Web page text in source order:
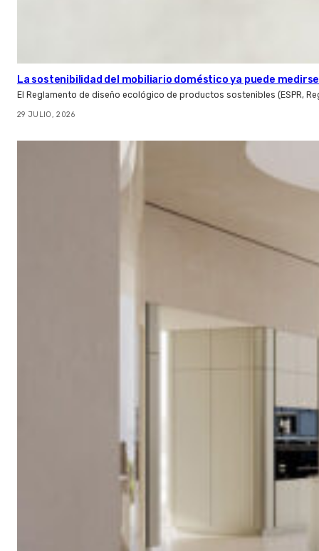
La sostenibilidad del mobiliario doméstico ya puede
El Reglamento de diseño ecológico de productos sostenibles (ESPR,
29 JULIO, 2026